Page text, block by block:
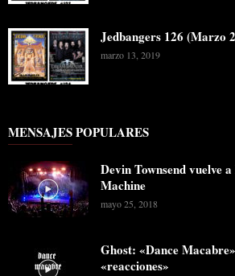
Jedbangers 126 (Marzo
marzo 13, 2019
MENSAJES POPULARES
Devin Townsend vuelve
Machine
mayo 25, 2018
Ghost: «Dance
«reacciones»